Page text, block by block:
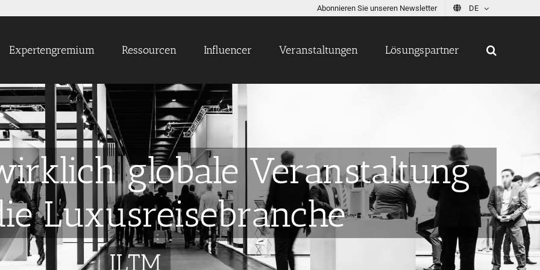
Abonnieren Sie unseren Newsletter DE
Expertengremium Ressourcen Influencer Veranstaltungen Lösungspartner
globale Veranstaltung
Luxusreisebranche
ILTM